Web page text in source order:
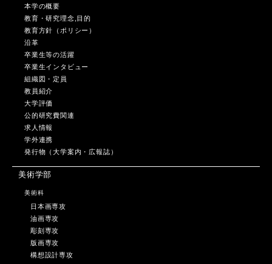
本学の概要
教育・研究理念,目的
教育方針（ポリシー）
沿革
卒業生等の活躍
卒業生インタビュー
組織図・定員
教員紹介
大学評価
公的研究費関連
求人情報
学外連携
発行物（大学案内・広報誌）
美術学部
美術科
日本画専攻
油画専攻
彫刻専攻
版画専攻
構想設計専攻